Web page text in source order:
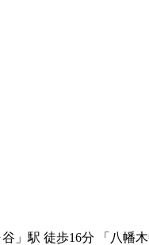
駅 徒歩16分 「八幡